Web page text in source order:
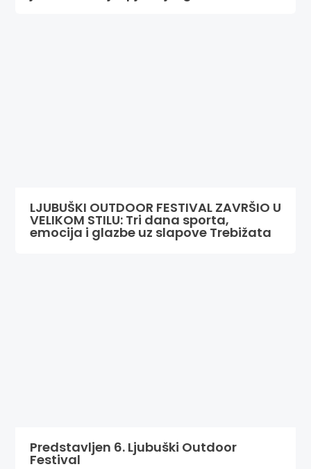
LJUBUŠKI OUTDOOR FESTIVAL ZAVRŠIO U
VELIKOM STILU: Tri dana sporta,
emocija i glazbe uz slapove Trebižata
Predstavljen 6. Ljubuški Outdoor
Festival